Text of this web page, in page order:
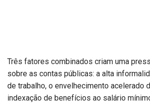
Três fatores combinados criam uma
sobre as contas públicas: a alta
de trabalho, o envelhecimento acelerado
indexação de benefícios ao salário